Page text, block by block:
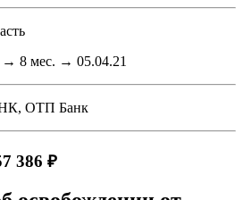
→ 8 мес. → 05.04.21
ОТП Банк
386 ₽